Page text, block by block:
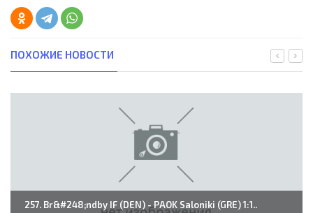
ПОХОЖИЕ НОВОСТИ
257. Br&#248;ndby IF (DEN) - PAOK Saloniki (GRE) 1:1..